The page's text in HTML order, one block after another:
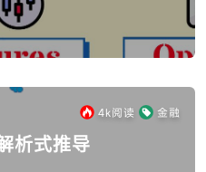
4k阅读 金融
析式推导